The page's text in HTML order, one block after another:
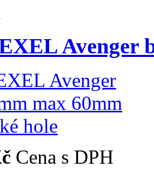
Avenger
Cena s DPH